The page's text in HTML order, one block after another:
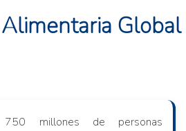
Global
750 millones de personas